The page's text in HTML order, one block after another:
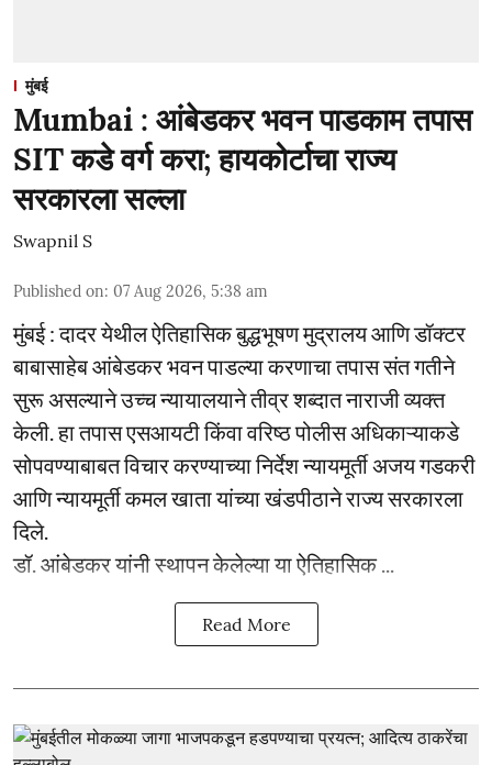
मुंबई
Mumbai : आंबेडकर भवन पाडकाम तपास
SIT कडे वर्ग करा; हायकोर्टाचा राज्य
सरकारला सल्ला
Swapnil S
Published on: 07 Aug 2026, 5:38 am
मुंबई : दादर येथील ऐतिहासिक बुद्धभूषण मुद्रालय आणि डॉक्टर
बाबासाहेब आंबेडकर भवन पाडल्या करणाचा तपास संत गतीने
सुरू असल्याने उच्च न्यायालयाने तीव्र शब्दात नाराजी व्यक्त
केली. हा तपास एसआयटी किंवा वरिष्ठ पोलीस अधिकाऱ्याकडे
सोपवण्याबाबत विचार करण्याच्या निर्देश न्यायमूर्ती अजय गडकरी
आणि न्यायमूर्ती कमल खाता यांच्या खंडपीठाने राज्य सरकारला
दिले.
डॉ. आंबेडकर यांनी स्थापन केलेल्या या ऐतिहासिक ...
Read More